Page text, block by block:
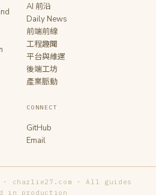
AI 前沿
Daily News
前端前線
工程趣聞
平台與維運
後端工坊
產業脈動
CONNECT
GitHub
Email
· charlie27.com · All guides
in production